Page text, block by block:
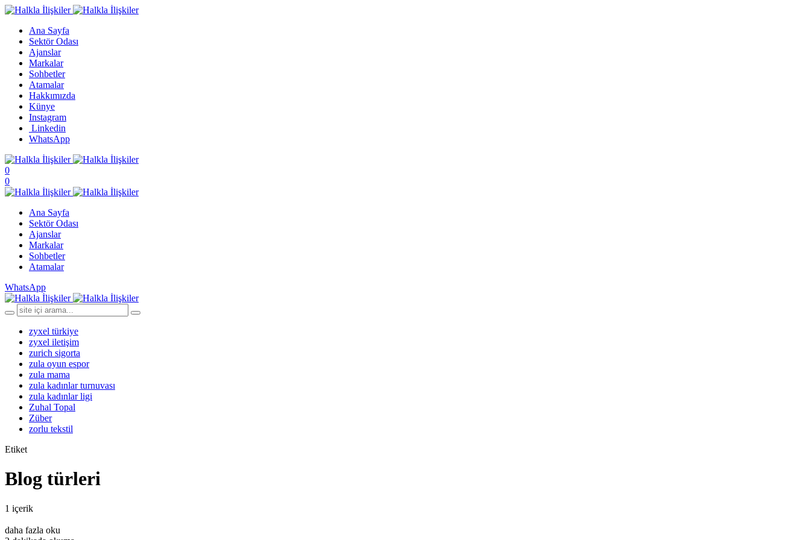
Ana Sayfa
Sektör Odası
Ajanslar
Markalar
Sohbetler
Atamalar
Hakkımızda
Künye
Instagram
Linkedin
WhatsApp
0
0
Ana Sayfa
Sektör Odası
Ajanslar
Markalar
Sohbetler
Atamalar
WhatsApp
zyxel türkiye
zyxel iletişim
zurich sigorta
zula oyun espor
zula mama
zula kadınlar turnuvası
zula kadınlar ligi
Zuhal Topal
Züber
zorlu tekstil
Etiket
Blog türleri
1 içerik
daha fazla oku